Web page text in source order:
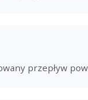
przepływ